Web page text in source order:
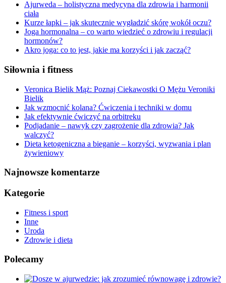
Ajurweda – holistyczna medycyna dla zdrowia i harmonii
ciała
Kurze łapki – jak skutecznie wygładzić skórę wokół oczu?
Joga hormonalna – co warto wiedzieć o zdrowiu i regulacji
hormonów?
Akro joga: co to jest, jakie ma korzyści i jak zacząć?
Siłownia i fitness
Veronica Bielik Mąż: Poznaj Ciekawostki O Mężu Veroniki
Bielik
Jak wzmocnić kolana? Ćwiczenia i techniki w domu
Jak efektywnie ćwiczyć na orbitreku
Podjadanie – nawyk czy zagrożenie dla zdrowia? Jak
walczyć?
Dieta ketogeniczna a bieganie – korzyści, wyzwania i plan
żywieniowy
Najnowsze komentarze
Kategorie
Fitness i sport
Inne
Uroda
Zdrowie i dieta
Polecamy